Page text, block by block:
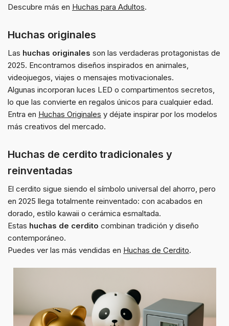
Descubre más en Huchas para Adultos.
Huchas originales
Las huchas originales son las verdaderas protagonistas de
2025. Encontramos diseños inspirados en animales,
videojuegos, viajes o mensajes motivacionales.
Algunas incorporan luces LED o compartimentos secretos,
lo que las convierte en regalos únicos para cualquier edad.
Entra en Huchas Originales y déjate inspirar por los modelos
más creativos del mercado.
Huchas de cerdito tradicionales y
reinventadas
El cerdito sigue siendo el símbolo universal del ahorro, pero
en 2025 llega totalmente reinventado: con acabados en
dorado, estilo kawaii o cerámica esmaltada.
Estas huchas de cerdito combinan tradición y diseño
contemporáneo.
Puedes ver las más vendidas en Huchas de Cerdito.